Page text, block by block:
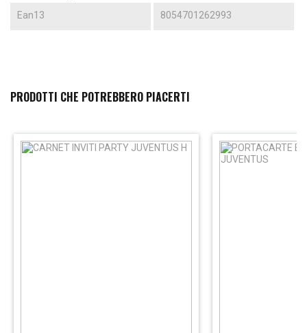
Ean13 8054701262993
PRODOTTI CHE POTREBBERO PIACERTI